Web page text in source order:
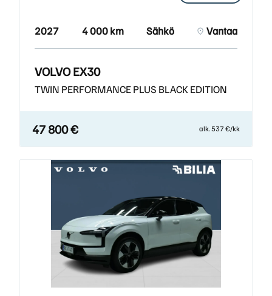
2027 4 000 km Sähkö Vantaa
VOLVO EX30
TWIN PERFORMANCE PLUS BLACK EDITION
47 800 € alk. 537 €/kk